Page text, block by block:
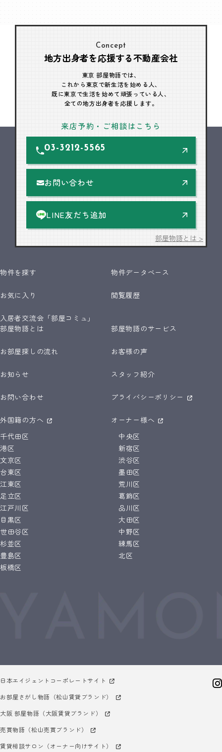
Concept
地方出身者を応援する不動産会社
東京 部屋物語では、
これから東京で新生活を始める人、
既に東京で生活を始めて頑張っている人、
全ての地方出身者を応援します。
来店予約・ご相談はこちら
03-3212-5565
お問い合わせ
LINE友だち追加
部屋物語とは >
物件を探す 物件データベース
お気に入り 閲覧履歴
入居者交流会「部屋コミュ」
部屋物語とは
部屋物語のサービス
お部屋探しの流れ お客様の声
お知らせ スタッフ紹介
お問い合わせ プライバシーポリシー
外国籍の方へ
オーナー様へ
千代田区
中央区
港区
新宿区
文京区
渋谷区
台東区
墨田区
江東区
荒川区
足立区
葛飾区
江戸川区
品川区
目黒区
大田区
世田谷区
中野区
杉並区
練馬区
豊島区
北区
板橋区
日本エイジェントコーポレートサイト
お部屋さがし物語（松山賃貸ブランド）
大阪 部屋物語（大阪賃貸ブランド）
売買物語（松山売買ブランド）
賃貸相談サロン（オーナー向けサイト）